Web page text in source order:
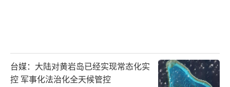
台媒：大陆对黄岩岛已经实现常态化实
控 军事化法治化全天候管控